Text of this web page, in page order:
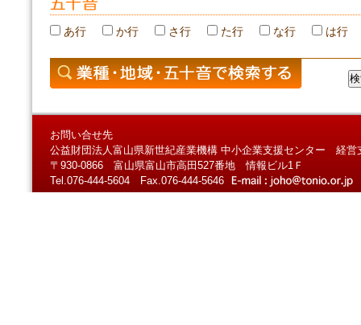
あ行 か行 さ行 た行 な行 は行
お問い合せ先
公益財団法人富山県新世紀産業機構 中小企業支援センター 経
〒930-0866 富山県富山市高田527番地 情報ビル1Ｆ
Tel.076-444-5604 Fax.076-444-5646